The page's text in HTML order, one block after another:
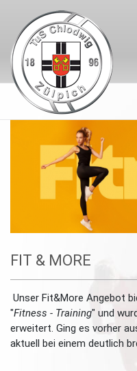
FIT & MORE
Unser Fit&More Angebot
"Fitness - Training" und
erweitert. Ging es vorher
aktuell bei einem deutlich